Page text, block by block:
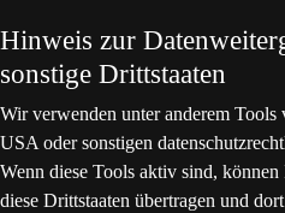
Hinweis zur
sonstige Drittstaaten
Wir verwenden unter anderem
USA oder sonstigen
Wenn diese Tools aktiv sind,
diese Drittstaaten übertragen und